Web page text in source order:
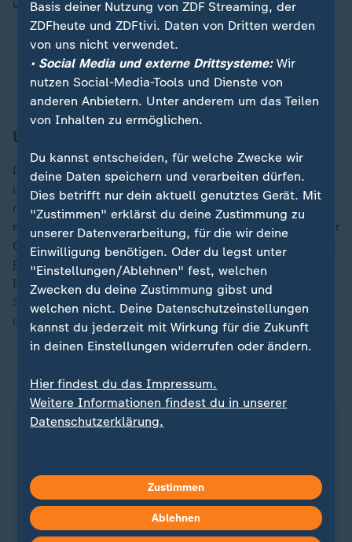
und acht verletzt worden.
Bürgermeister fordert Konsequenzen von Scholz
Scholz plant Taskforce mit Union und Ländern
Rechtsexperte: Spannend, was Merz nicht sagt
Union fordert weitere Schritte
Die Union hält das "Sicherheitspaket" für
unzureichend. "In dem vorgestellten Papier steht
nichts Falsches, es sind aber leider nicht die
notwendigen Maßnahmen", sagte CDU-Generalsekretär
Carsten Linnemann der "Rheinischen Post". Die
Ampel-
Regierungsei "nicht bereit, sich ernsthaft um die
Beschränkung der illegalen Migration zu kümmern".
Scharfe Kritik an der Regierung kam von der AfD und
dem Bündnis Sahra Wagenknecht (BSW).
ZDFheute auf WhatsApp
Basis deiner Nutzung von ZDF Streaming, der
ZDFheute und ZDFtivi. Daten von Dritten werden
von uns nicht verwendet.
• Social Media und externe Drittsysteme:Wir
nutzen Social-Media-Tools und Dienste von
anderen Anbietern. Unter anderem um das Teilen
von Inhalten zu ermöglichen.
Du kannst entscheiden, für welche Zwecke wir
deine Daten speichern und verarbeiten dürfen.
Dies betrifft nur dein aktuell genutztes Gerät. Mit
"Zustimmen" erklärst du deine Zustimmung zu
unserer Datenverarbeitung, für die wir deine
Einwilligung benötigen. Oder du legst unter
"Einstellungen/Ablehnen" fest, welchen
Zwecken du deine Zustimmung gibst und
welchen nicht. Deine Datenschutzeinstellungen
kannst du jederzeit mit Wirkung für die Zukunft
in deinen Einstellungen widerrufen oder ändern.
Hier findest du das Impressum.
Weitere Informationen findest du in unserer
Datenschutzerklärung.
Zustimmen
Ablehnen